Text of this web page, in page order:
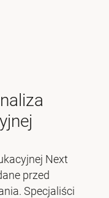
Next
przed
Specjaliści